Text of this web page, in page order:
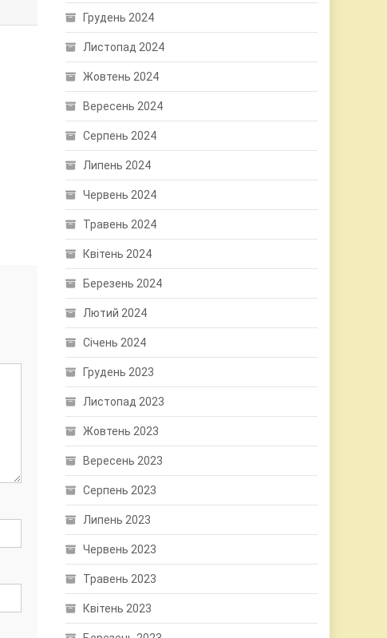
Грудень 2024
Листопад 2024
Жовтень 2024
Вересень 2024
Серпень 2024
Липень 2024
Червень 2024
Травень 2024
Квітень 2024
Березень 2024
Лютий 2024
Січень 2024
Грудень 2023
Листопад 2023
Жовтень 2023
Вересень 2023
Серпень 2023
Липень 2023
Червень 2023
Травень 2023
Квітень 2023